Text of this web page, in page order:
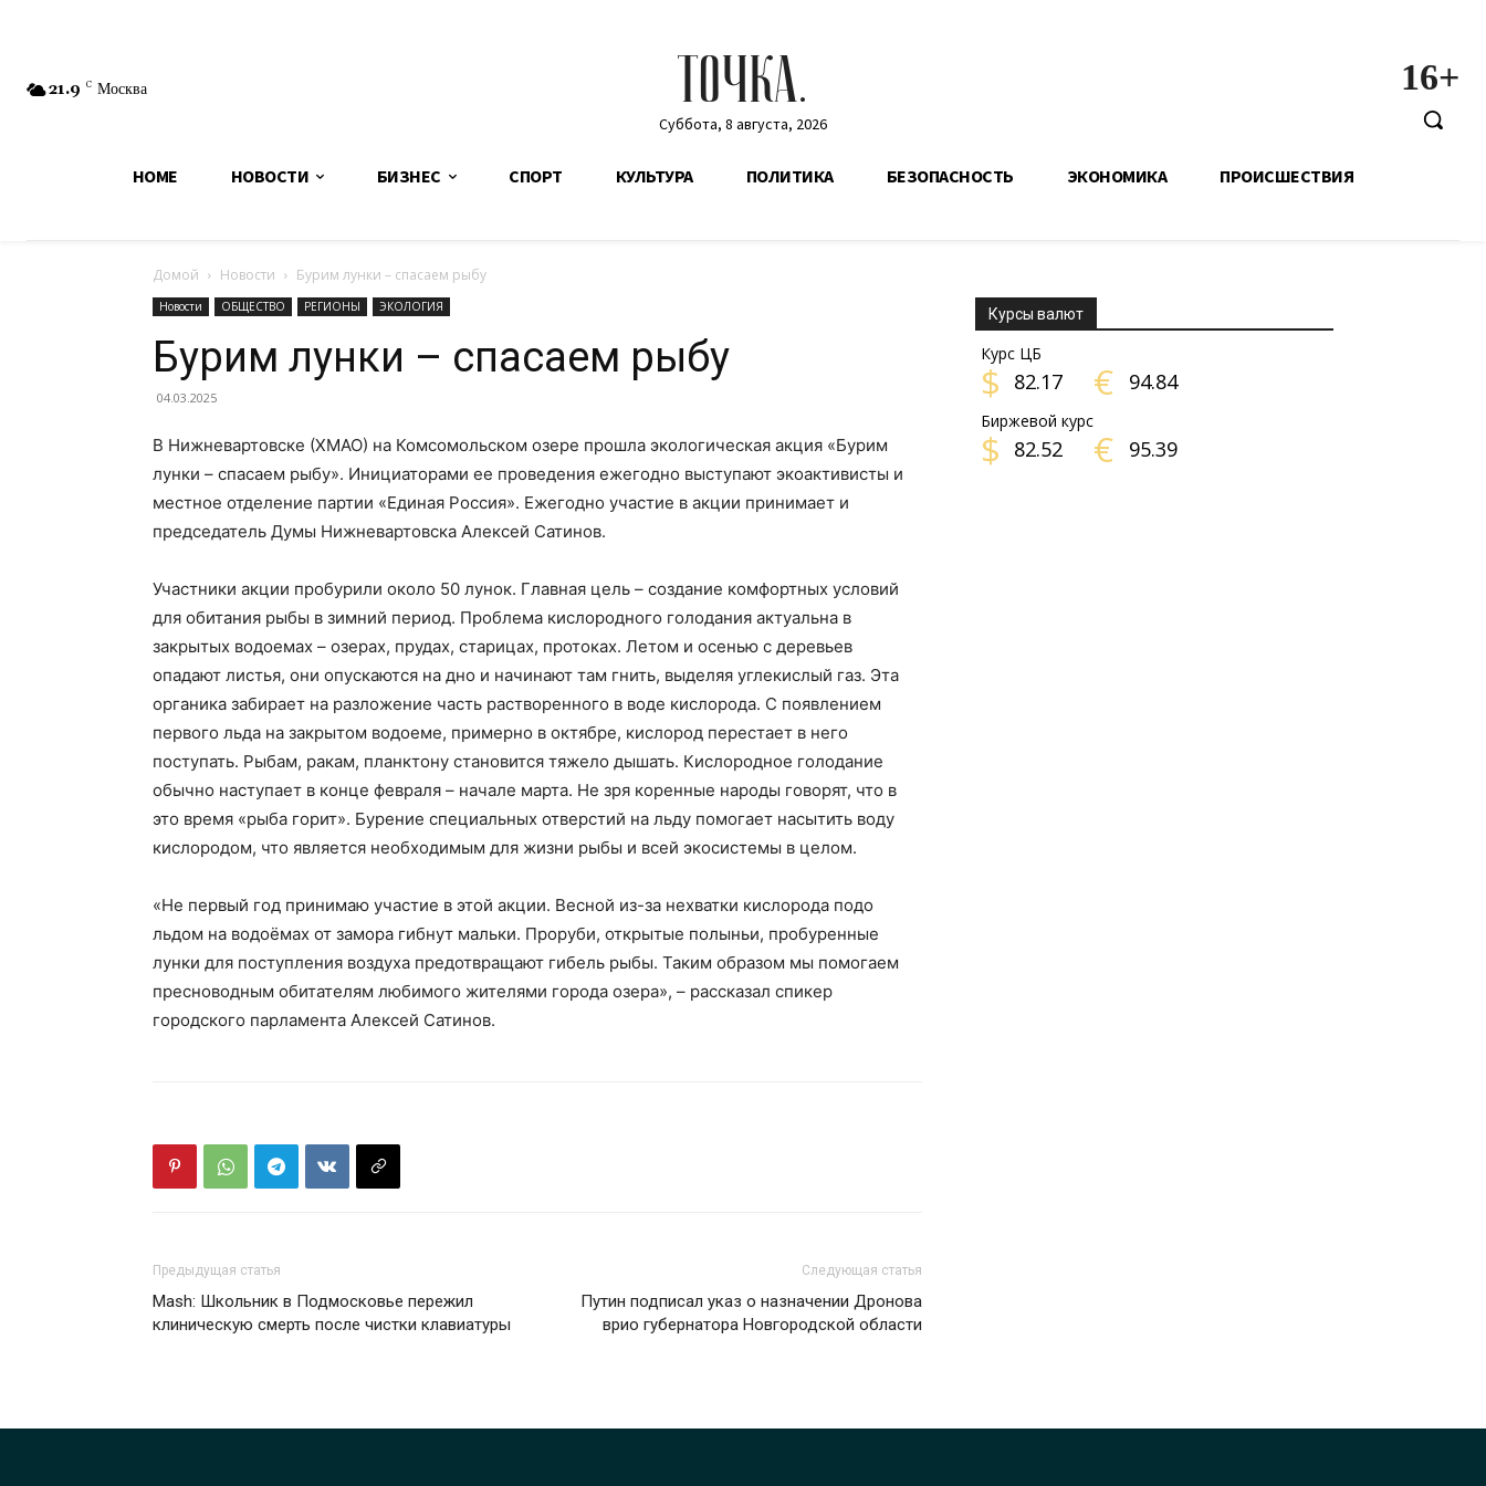
21.9 C Москва ТОЧКА.
Суббота, 8 августа, 2026
16+
HOME НОВОСТИ БИЗНЕС СПОРТ КУЛЬТУРА ПОЛИТИКА БЕЗОПАСНОСТЬ ЭКОНОМИКА ПРОИСШЕСТВИЯ
Домой Новости Бурим лунки – спасаем рыбу
Новости ОБЩЕСТВО РЕГИОНЫ ЭКОЛОГИЯ
Бурим лунки – спасаем рыбу
04.03.2025
В Нижневартовске (ХМАО) на Комсомольском озере прошла экологическая акция «Бурим
лунки – спасаем рыбу». Инициаторами ее проведения ежегодно выступают экоактивисты и
местное отделение партии «Единая Россия». Ежегодно участие в акции принимает и
председатель Думы Нижневартовска Алексей Сатинов.
Участники акции пробурили около 50 лунок. Главная цель – создание комфортных условий
для обитания рыбы в зимний период. Проблема кислородного голодания актуальна в
закрытых водоемах – озерах, прудах, старицах, протоках. Летом и осенью с деревьев
опадают листья, они опускаются на дно и начинают там гнить, выделяя углекислый газ. Эта
органика забирает на разложение часть растворенного в воде кислорода. С появлением
первого льда на закрытом водоеме, примерно в октябре, кислород перестает в него
поступать. Рыбам, ракам, планктону становится тяжело дышать. Кислородное голодание
обычно наступает в конце февраля – начале марта. Не зря коренные народы говорят, что в
это время «рыба горит». Бурение специальных отверстий на льду помогает насытить воду
кислородом, что является необходимым для жизни рыбы и всей экосистемы в целом.
«Не первый год принимаю участие в этой акции. Весной из-за нехватки кислорода подо
льдом на водоёмах от замора гибнут мальки. Проруби, открытые полыньи, пробуренные
лунки для поступления воздуха предотвращают гибель рыбы. Таким образом мы помогаем
пресноводным обитателям любимого жителями города озера», – рассказал спикер
городского парламента Алексей Сатинов.
Предыдущая статья
Mash: Школьник в Подмосковье пережил
клиническую смерть после чистки клавиатуры
Следующая статья
Путин подписал указ о назначении Дронова
врио губернатора Новгородской области
Курсы валют
Курс ЦБ
$ 82.17 € 94.84
Биржевой курс
$ 82.52 € 95.39